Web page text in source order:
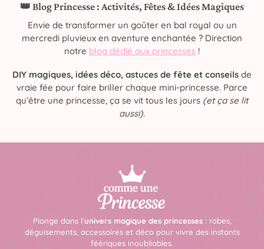
👑 Blog Princesse : Activités, Fêtes & Idées Magiques
Envie de transformer un goûter en bal royal ou un
mercredi pluvieux en aventure enchantée ? Direction
notre blog dédié aux princesses !
DIY magiques, idées déco, astuces de fête et conseils de
vraie fée pour faire briller chaque mini-princesse. Parce
qu’être une princesse, ça se vit tous les jours (et ça se lit
aussi).
Plonge dans l’univers magique des princesses: robes,
déguisements, accessoires et déco pour vivre des instants
féériques inoubliables.